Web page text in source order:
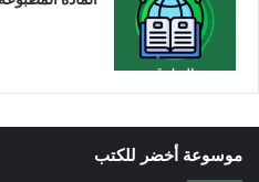
موسوعة أخضر للكتب